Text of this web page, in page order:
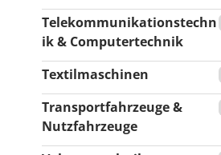
Telekommunikationstechn
ik & Computertechnik
Textilmaschinen
Transportfahrzeuge &
Nutzfahrzeuge